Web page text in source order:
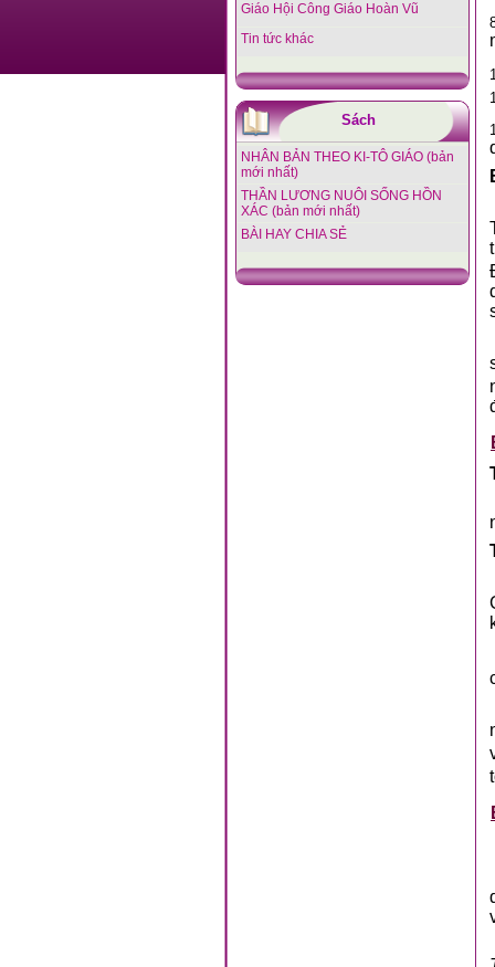
Giáo Hội Công Giáo Hoàn Vũ
Tin tức khác
Sách
NHÂN BẢN THEO KI-TÔ GIÁO (bản
mới nhất)
THẦN LƯƠNG NUÔI SỐNG HỒN
XÁC (bản mới nhất)
BÀI HAY CHIA SẺ